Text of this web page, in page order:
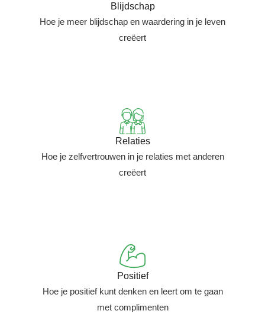
Blijdschap
Hoe je meer blijdschap en waardering in je leven
creëert
Relaties
Hoe je zelfvertrouwen in je relaties met anderen
creëert
Positief
Hoe je positief kunt denken en leert om te gaan
met complimenten